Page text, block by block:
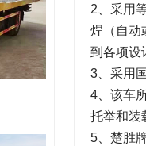
2、采用
焊（自动
到各项设
3、采用
4、该车
托举和装
5、楚胜